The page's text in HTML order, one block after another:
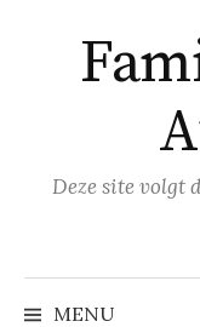
inhoud
springen
Deze site volgt
MENU